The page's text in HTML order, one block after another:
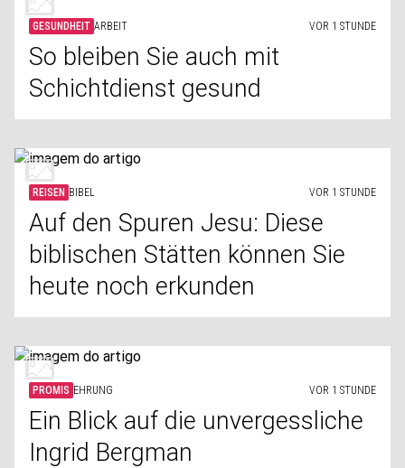
GESUNDHEIT ARBEIT VOR 1 STUNDE
So bleiben Sie auch mit
Schichtdienst gesund
REISEN BIBEL VOR 1 STUNDE
Auf den Spuren Jesu: Diese
biblischen Stätten können Sie
heute noch erkunden
PROMIS EHRUNG VOR 1 STUNDE
Ein Blick auf die unvergessliche
Ingrid Bergman